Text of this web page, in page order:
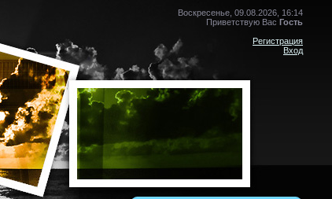
Воскресенье, 09.08.2026, 16:14
Приветствую Вас Гость
Регистрация
Вход